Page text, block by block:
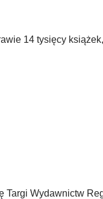
14 tysięcy
Targi Wydawnictw